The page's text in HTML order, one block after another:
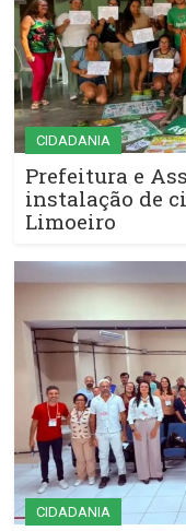
CIDADANIA
Prefeitura e
instalação de
Limoeiro
CIDADANIA